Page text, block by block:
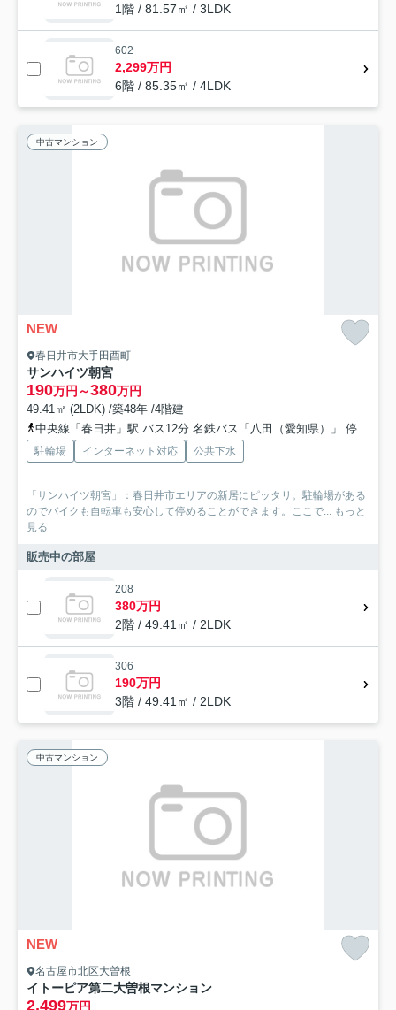
1階 / 81.57㎡ / 3LDK
602
2,299万円
6階 / 85.35㎡ / 4LDK
中古マンション
NEW
春日井市大手田酉町
サンハイツ朝宮
190万円～380万円
49.41㎡ (2LDK) /築48年 /4階建
中央線「春日井」駅 バス12分 名鉄バス「八田（愛知県）」 停歩8分
駐輪場 インターネット対応 公共下水
「サンハイツ朝宮」：春日井市エリアの新居にピッタリ。駐輪場がある
のでバイクも自転車も安心して停めることができます。ここで... もっと
見る
販売中の部屋
208
380万円
2階 / 49.41㎡ / 2LDK
306
190万円
3階 / 49.41㎡ / 2LDK
中古マンション
NEW
名古屋市北区大曽根
イトーピア第二大曽根マンション
2,499万円